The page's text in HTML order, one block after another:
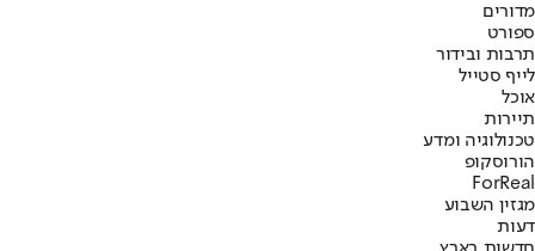
מדורים
ספורט
תרבות ובידור
לייף סטייל
אוכל
תיירות
טכנולוגיה ומדע
הורוסקופ
ForReal
מגזין השבוע
דעות